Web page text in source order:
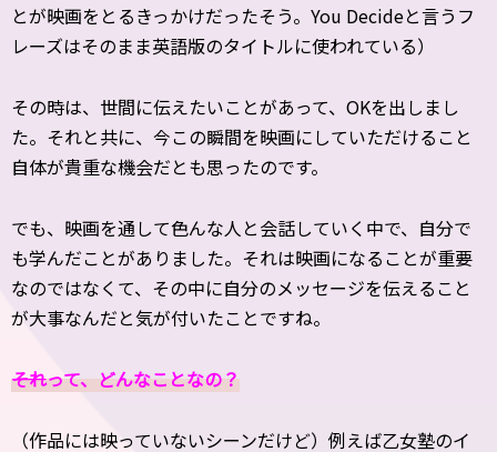
とが映画をとるきっかけだったそう。You Decideと言うフ
レーズはそのまま英語版のタイトルに使われている）
その時は、世間に伝えたいことがあって、OKを出しまし
た。それと共に、今この瞬間を映画にしていただけること
自体が貴重な機会だとも思ったのです。
でも、映画を通して色んな人と会話していく中で、自分で
も学んだことがありました。それは映画になることが重要
なのではなくて、その中に自分のメッセージを伝えること
が大事なんだと気が付いたことですね。
――それって、どんなことなの？
（作品には映っていないシーンだけど）例えば乙女塾のイ